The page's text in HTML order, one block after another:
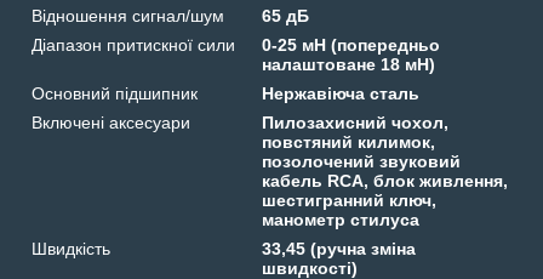
Відношення сигнал/шум
65 дБ
Діапазон притискної сили
0-25 мН (попередньо
налаштоване 18 мН)
Основний підшипник
Нержавіюча сталь
Включені аксесуари
Пилозахисний чохол,
повстяний килимок,
позолочений звуковий
кабель RCA, блок живлення,
шестигранний ключ,
манометр стилуса
Швидкість
33,45 (ручна зміна
швидкості)